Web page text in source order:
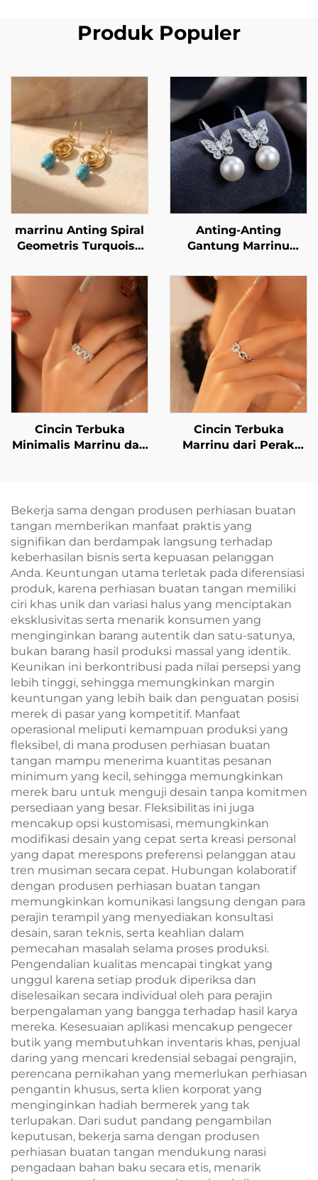
Produk Populer
marrinu Anting Spiral
Geometris Turquoise
Anting-Anting
Gantung Marrinu
dengan Mutiara dan
Berlian Buatan (CZ)
Cincin Terbuka
Minimalis Marrinu dari
Cincin Terbuka
Marrinu dari Perak
BXRAG004)
Bekerja sama dengan produsen perhiasan buatan
tangan memberikan manfaat praktis yang
signifikan dan berdampak langsung terhadap
keberhasilan bisnis serta kepuasan pelanggan
Anda. Keuntungan utama terletak pada diferensiasi
produk, karena perhiasan buatan tangan memiliki
ciri khas unik dan variasi halus yang menciptakan
eksklusivitas serta menarik konsumen yang
menginginkan barang autentik dan satu-satunya,
bukan barang hasil produksi massal yang identik.
Keunikan ini berkontribusi pada nilai persepsi yang
lebih tinggi, sehingga memungkinkan margin
keuntungan yang lebih baik dan penguatan posisi
merek di pasar yang kompetitif. Manfaat
operasional meliputi kemampuan produksi yang
fleksibel, di mana produsen perhiasan buatan
tangan mampu menerima kuantitas pesanan
minimum yang kecil, sehingga memungkinkan
merek baru untuk menguji desain tanpa komitmen
persediaan yang besar. Fleksibilitas ini juga
mencakup opsi kustomisasi, memungkinkan
modifikasi desain yang cepat serta kreasi personal
yang dapat merespons preferensi pelanggan atau
tren musiman secara cepat. Hubungan kolaboratif
dengan produsen perhiasan buatan tangan
memungkinkan komunikasi langsung dengan para
perajin terampil yang menyediakan konsultasi
desain, saran teknis, serta keahlian dalam
pemecahan masalah selama proses produksi.
Pengendalian kualitas mencapai tingkat yang
unggul karena setiap produk diperiksa dan
diselesaikan secara individual oleh para perajin
berpengalaman yang bangga terhadap hasil karya
mereka. Kesesuaian aplikasi mencakup pengecer
butik yang membutuhkan inventaris khas, penjual
daring yang mencari kredensial sebagai pengrajin,
perencana pernikahan yang memerlukan perhiasan
pengantin khusus, serta klien korporat yang
menginginkan hadiah bermerek yang tak
terlupakan. Dari sudut pandang pengambilan
keputusan, bekerja sama dengan produsen
perhiasan buatan tangan mendukung narasi
pengadaan bahan baku secara etis, menarik